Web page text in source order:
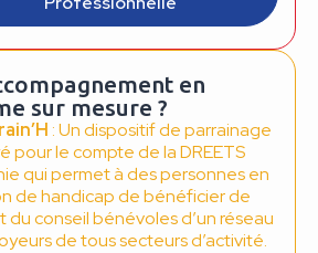
en
sur mesure ?
: Un dispositif de parrainage
pour le compte de la DREETS
qui permet à des personnes en
de handicap de bénéficier de
du conseil bénévoles d’un réseau
de tous secteurs d’activité.